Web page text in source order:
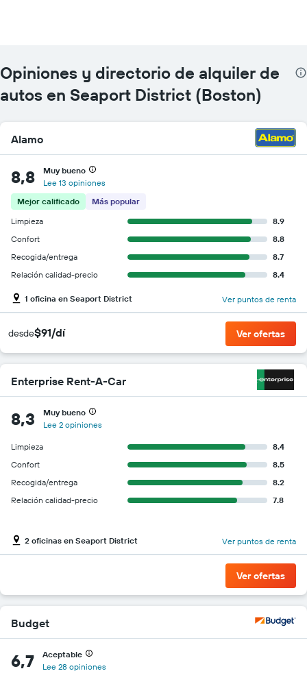
Opiniones y directorio de alquiler de
autos en Seaport District (Boston)
Alamo
8,8
Muy bueno
Lee 13 opiniones
Mejor calificado
Más popular
Limpieza
8.9
Confort
8.8
Recogida/entrega
8.7
Relación calidad-precio
8.4
1 oficina en Seaport District Ver puntos de renta
desde$91/dí Ver ofertas
Enterprise Rent-A-Car
8,3
Muy bueno
Lee 2 opiniones
Limpieza
8.4
Confort
8.5
Recogida/entrega
8.2
Relación calidad-precio
7.8
2 oficinas en Seaport District Ver puntos de renta
Ver ofertas
Budget
6,7
Aceptable
Lee 28 opiniones